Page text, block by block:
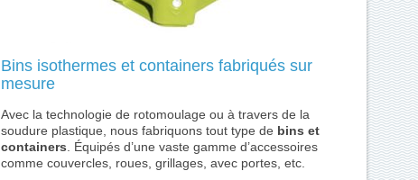
Bins isothermes et containers fabriqués sur
mesure
Avec la technologie de rotomoulage ou à travers de la
soudure plastique, nous fabriquons tout type de bins et
containers . Équipés d’une vaste gamme d’accessoires
comme couvercles, roues, grillages, avec portes, etc.